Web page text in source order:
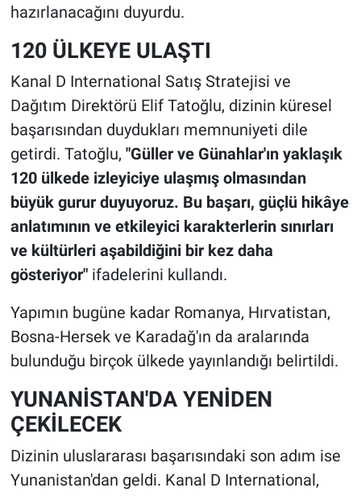
hazırlanacağını duyurdu.
120 ÜLKEYE ULAŞTI
Kanal D International Satış Stratejisi ve
Dağıtım Direktörü Elif Tatoğlu, dizinin küresel
başarısından duydukları memnuniyeti dile
getirdi. Tatoğlu, "Güller ve Günahlar'ın yaklaşık
120 ülkede izleyiciye ulaşmış olmasından
büyük gurur duyuyoruz. Bu başarı, güçlü hikâye
anlatımının ve etkileyici karakterlerin sınırları
ve kültürleri aşabildiğini bir kez daha
gösteriyor"ifadelerini kullandı.
Yapımın bugüne kadar Romanya, Hırvatistan,
Bosna-Hersek ve Karadağ'ın da aralarında
bulunduğu birçok ülkede yayınlandığı belirtildi.
YUNANİSTAN'DA YENİDEN
ÇEKİLECEK
Dizinin uluslararası başarısındaki son adım ise
Yunanistan'dan geldi. Kanal D International,